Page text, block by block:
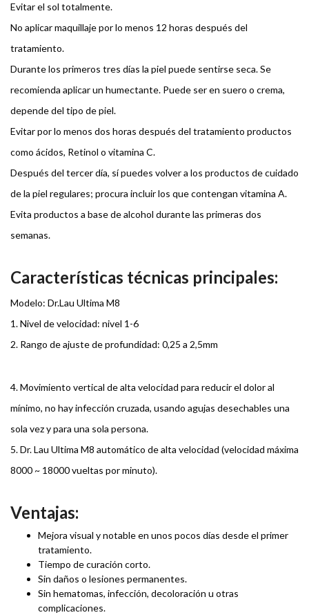
Evitar el sol totalmente.
No aplicar maquillaje por lo menos 12 horas después del
tratamiento.
Durante los primeros tres días la piel puede sentirse seca. Se
recomienda aplicar un humectante. Puede ser en suero o crema,
depende del tipo de piel.
Evitar por lo menos dos horas después del tratamiento productos
como ácidos, Retinol o vitamina C.
Después del tercer día, sí puedes volver a los productos de cuidado
de la piel regulares; procura incluir los que contengan vitamina A.
Evita productos a base de alcohol durante las primeras dos
semanas.
Características técnicas principales:
Modelo: Dr.Lau Ultima M8
1. Nivel de velocidad: nivel 1-6
2. Rango de ajuste de profundidad: 0,25 a 2,5mm
4. Movimiento vertical de alta velocidad para reducir el dolor al
mínimo, no hay infección cruzada, usando agujas desechables una
sola vez y para una sola persona.
5. Dr. Lau Ultima M8 automático de alta velocidad (velocidad máxima
8000 ~ 18000 vueltas por minuto).
Ventajas:
Mejora visual y notable en unos pocos días desde el primer
tratamiento.
Tiempo de curación corto.
Sin daños o lesiones permanentes.
Sin hematomas, infección, decoloración u otras
complicaciones.